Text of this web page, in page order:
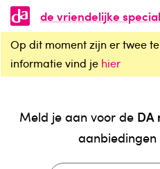
de vriendelijke
Op dit moment zijn er twee
informatie vind je hier
Meld je aan voor de DA